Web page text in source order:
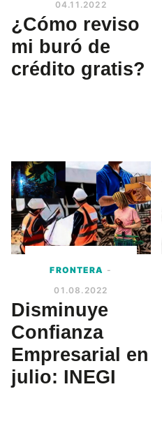
04.11.2022
¿Cómo reviso
mi buró de
crédito gratis?
FRONTERA -
01.08.2022
Disminuye
Confianza
Empresarial en
julio: INEGI